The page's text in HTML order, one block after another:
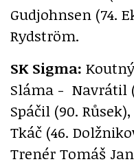
Gudjohnsen (74.
Rydström.
SK Sigma:
Sláma - Navrátil
Spáčil (90.
Tkáč (46.
Trenér Tomáš